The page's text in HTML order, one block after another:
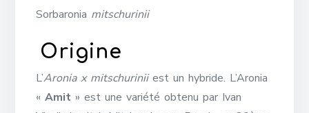
Sorbaronia mitschurinii
Origine
L’Aronia x mitschuriniiest un hybride. L’Aronia
«Amit » est une variété obtenu par Ivan